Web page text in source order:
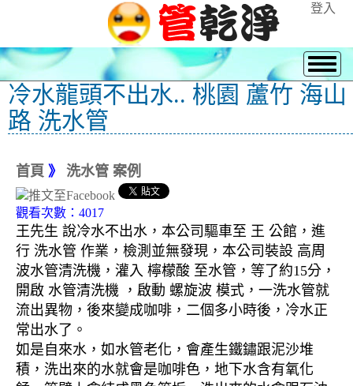
登入
冷水龍頭不出水.. 桃園 蘆竹 海山
路 洗水管
首頁 》 洗水管 案例
觀看次數：4017
王先生 說冷水不出水，本公司驅車至 王 公館，進
行 洗水管 作業，檢測並無發現，本公司裝設 高周
波水管清洗機，灌入 檸檬酸 至水管，等了約15分，
開啟 水管清洗機 ，啟動 螺旋波 模式，一洗水管就
流出異物，後來變成咖啡，二個多小時後，冷水正
常出水了。
如是自來水，如水管老化，會產生鐵鏽跟泥沙堆
積，洗出來的水就會是咖啡色，地下水含有氧化